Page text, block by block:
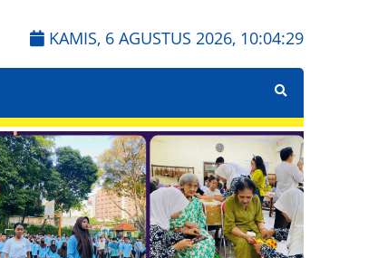
KAMIS, 6 AGUSTUS 2026, 10:04:30